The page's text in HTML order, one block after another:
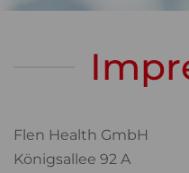
Flen Health GmbH
Königsallee 92 A